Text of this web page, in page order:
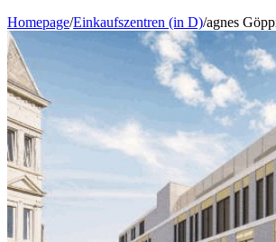
Homepage/Einkaufszentren (in D)/agnes